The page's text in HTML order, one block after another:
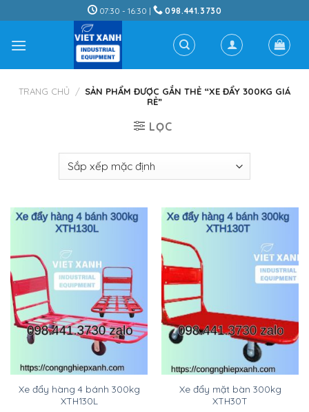
to
content
07:30 - 16:30 | 098.441.3730
TRANG CHỦ / SẢN PHẨM ĐƯỢC GẮN THẺ “XE ĐẨY 300KG GIÁ
RẺ”
LỌC
Xe đẩy hàng 4 bánh 300kg
XTH130L
Xe đẩy mặt bàn 300kg
XTH30T